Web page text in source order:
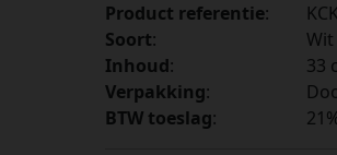
Product referentie:
Soort:
Wit
Inhoud:
33
Verpakking:
BTW toeslag: